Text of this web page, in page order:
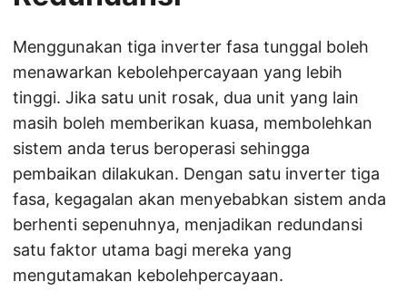
Menggunakan tiga inverter fasa tunggal boleh
menawarkan kebolehpercayaan yang lebih
tinggi. Jika satu unit rosak, dua unit yang lain
masih boleh memberikan kuasa, membolehkan
sistem anda terus beroperasi sehingga
pembaikan dilakukan. Dengan satu inverter tiga
fasa, kegagalan akan menyebabkan sistem anda
berhenti sepenuhnya, menjadikan redundansi
satu faktor utama bagi mereka yang
mengutamakan kebolehpercayaan.